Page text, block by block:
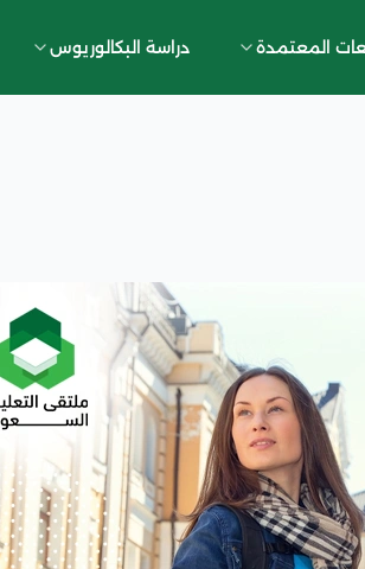
المعتمدة دراسة البكالوريوس